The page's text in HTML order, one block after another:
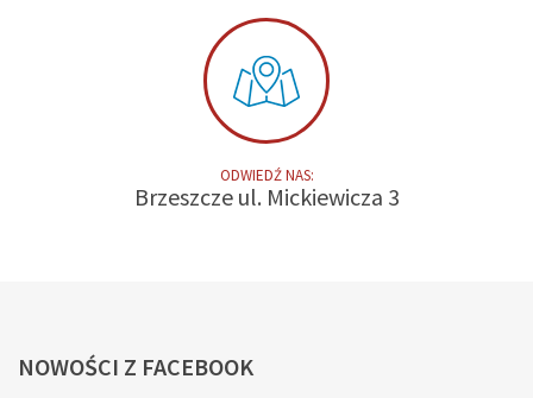
ODWIEDŹ NAS:
Brzeszcze ul. Mickiewicza 3
NOWOŚCI Z FACEBOOK